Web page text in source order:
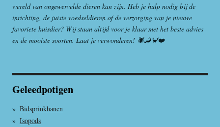
wereld van ongewervelde dieren kan zijn. Heb je hulp nodig bij de
inrichting, de juiste voedseldieren of de verzorging van je nieuwe
favoriete huisdier? Wij staan altijd voor je klaar met het beste advies
en de mooiste soorten. Laat je verwonderen! 🕷️🦂🦀❤️
Geleedpotigen
Bidsprinkhanen
Isopods